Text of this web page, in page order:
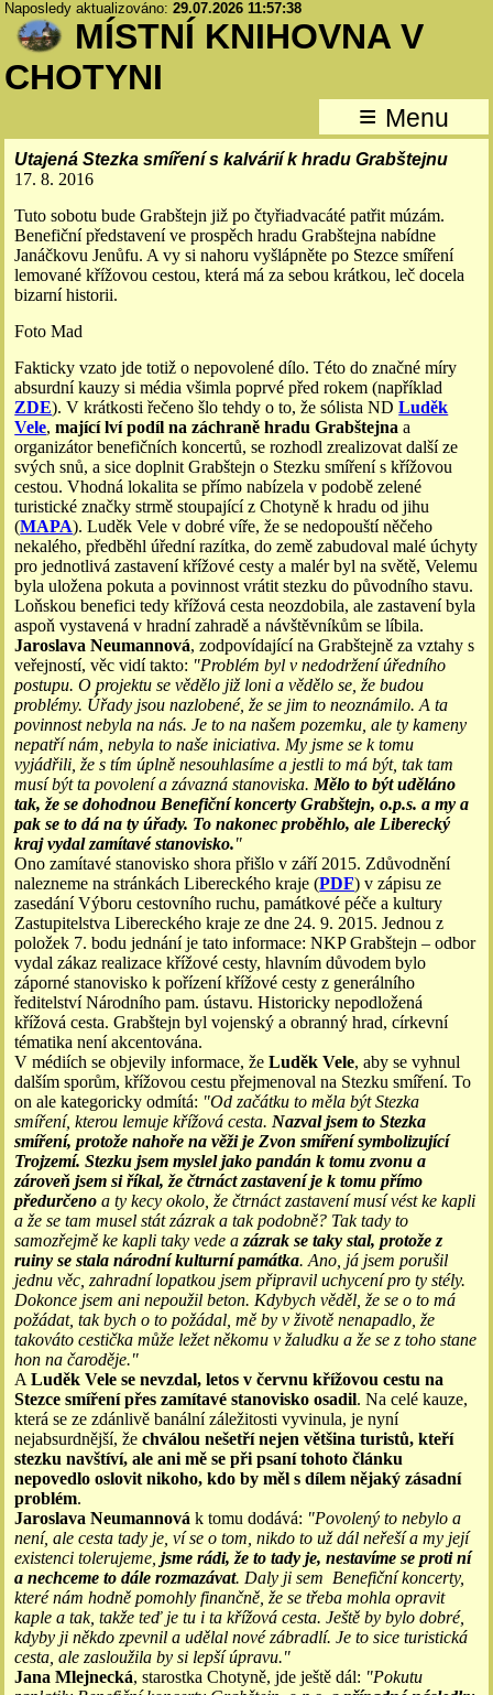
Naposledy aktualizováno:29.07.2026 11:57:38
MÍSTNÍ KNIHOVNA V
CHOTYNI
≡ Menu
Utajená Stezka smíření s kalvárií k hradu Grabštejnu
17. 8. 2016
Tuto sobotu bude Grabštejn již po čtyřiadvacáté patřit múzám.
Benefiční představení ve prospěch hradu Grabštejna nabídne
Janáčkovu Jenůfu. A vy si nahoru vyšlápněte po Stezce smíření
lemované křížovou cestou, která má za sebou krátkou, leč docela
bizarní historii.
Foto Mad
Fakticky vzato jde totiž o nepovolené dílo. Této do značné míry
absurdní kauzy si média všimla poprvé před rokem (například
ZDE). V krátkosti řečeno šlo tehdy o to, že sólista NDLuděk
Vele,mající lví podíl na záchraně hradu Grabštejna a
organizátor benefičních koncertů, se rozhodl zrealizovat další ze
svých snů, a sice doplnit Grabštejn o Stezku smíření s křížovou
cestou. Vhodná lokalita se přímo nabízela v podobě zelené
turistické značky strmě stoupající z Chotyně k hradu od jihu
(MAPA). Luděk Vele v dobré víře, že se nedopouští něčeho
nekalého, předběhl úřední razítka, do země zabudoval malé úchyty
pro jednotlivá zastavení křížové cesty a malér byl na světě, Velemu
byla uložena pokuta a povinnost vrátit stezku do původního stavu.
Loňskou benefici tedy křížová cesta neozdobila, ale zastavení byla
aspoň vystavená v hradní zahradě a návštěvníkům se líbila.
Jaroslava Neumannová, zodpovídající na Grabštejně za vztahy s
veřejností, věc vidí takto: "Problém byl v nedodržení úředního
postupu. O projektu se vědělo již loni a vědělo se, že budou
problémy. Úřady jsou nazlobené, že se jim to neoznámilo. A ta
povinnost nebyla na nás. Je to na našem pozemku, ale ty kameny
nepatří nám, nebyla to naše iniciativa. My jsme se k tomu
vyjádřili, že s tím úplně nesouhlasíme a jestli to má být, tak tam
musí být ta povolení a závazná stanoviska. Mělo to být uděláno
tak, že se dohodnou Benefiční koncerty Grabštejn, o.p.s. a my a
pak se to dá na ty úřady. To nakonec proběhlo, ale Liberecký
kraj vydal zamítavé stanovisko."
Ono zamítavé stanovisko shora přišlo v září 2015. Zdůvodnění
nalezneme na stránkách Libereckého kraje (PDF) v zápisu ze
zasedání Výboru cestovního ruchu, památkové péče a kultury
Zastupitelstva Libereckého kraje ze dne 24. 9. 2015. Jednou z
položek 7. bodu jednání je tato informace: NKP Grabštejn – odbor
vydal zákaz realizace křížové cesty, hlavním důvodem bylo
záporné stanovisko k pořízení křížové cesty z generálního
ředitelství Národního pam. ústavu. Historicky nepodložená
křížová cesta. Grabštejn byl vojenský a obranný hrad, církevní
tématika není akcentována.
V médiích se objevily informace, žeLuděk Vele, aby se vyhnul
dalším sporům, křížovou cestu přejmenoval na Stezku smíření. To
on ale kategoricky odmítá: "Od začátku to měla být Stezka
smíření, kterou lemuje křížová cesta. Nazval jsem to Stezka
smíření, protože nahoře na věži je Zvon smíření symbolizující
Trojzemí. Stezku jsem myslel jako pandán k tomu zvonu a
zároveň jsem si říkal, že čtrnáct zastavení je k tomu přímo
předurčeno a ty kecy okolo, že čtrnáct zastavení musí vést ke kapli
a že se tam musel stát zázrak a tak podobně? Tak tady to
samozřejmě ke kapli taky vede azázrak se taky stal, protože z
ruiny se stala národní kulturní památka. Ano, já jsem porušil
jednu věc, zahradní lopatkou jsem připravil uchycení pro ty stély.
Dokonce jsem ani nepoužil beton. Kdybych věděl, že se o to má
požádat, tak bych o to požádal, mě by v životě nenapadlo, že
takováto cestička může ležet někomu v žaludku a že se z toho stane
hon na čaroděje."
ALuděk Vele se nevzdal, letos v červnu křížovou cestu na
Stezce smíření přes zamítavé stanovisko osadil. Na celé kauze,
která se ze zdánlivě banální záležitosti vyvinula, je nyní
nejabsurdnější, žechválou nešetří nejen většina turistů, kteří
stezku navštíví, ale ani mě se při psaní tohoto článku
nepovedlo oslovit nikoho, kdo by měl s dílem nějaký zásadní
problém.
Jaroslava Neumannová k tomu dodává: "Povolený to nebylo a
není, ale cesta tady je, ví se o tom, nikdo to už dál neřeší a my její
existenci tolerujeme, jsme rádi, že to tady je, nestavíme se proti ní
a nechceme to dále rozmazávat. Daly ji sem Benefiční koncerty,
které nám hodně pomohly finančně, že se třeba mohla opravit
kaple a tak, takže teď je tu i ta křížová cesta. Ještě by bylo dobré,
kdyby ji někdo zpevnil a udělal nové zábradlí. Je to sice turistická
cesta, ale zasloužila by si lepší úpravu."
Jana Mlejnecká, starostka Chotyně, jde ještě dál: "Pokutu